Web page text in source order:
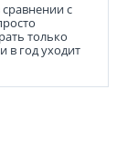
с
только
в год уходит